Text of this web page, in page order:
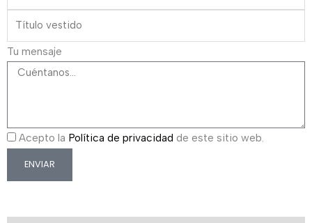
Tu mensaje
Acepto la Política de privacidad de este sitio web.
ENVIAR